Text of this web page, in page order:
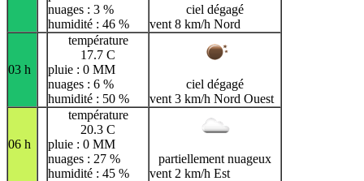
nuages : 3 %
humidité : 46 %
ciel dégagé
vent 8 km/h Nord
03 h
température
17.7 C
pluie : 0 MM
nuages : 6 %
humidité : 50 %
ciel dégagé
vent 3 km/h Nord Ouest
06 h
température
20.3 C
pluie : 0 MM
nuages : 27 %
humidité : 45 %
partiellement nuageux
vent 2 km/h Est